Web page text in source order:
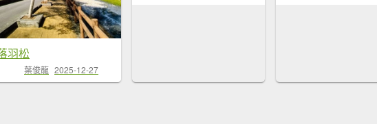
羽松
葉俊龍 2025-12-27